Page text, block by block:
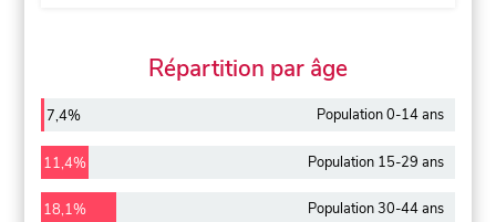
Répartition par âge
7,4% Population 0-14 ans
11,4% Population 15-29 ans
18,1% Population 30-44 ans